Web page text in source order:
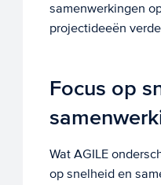
samenwerkingen
projectideeën
Focus op
Wat AGILE
op snelheid en